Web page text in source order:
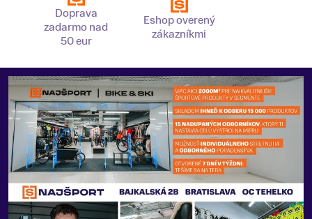
Doprava
zadarmo nad
50 eur
Eshop overený
zákazníkmi